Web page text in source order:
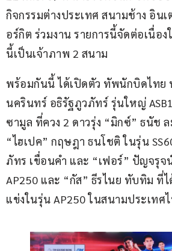
กิจกรรมต่างประเทศ สนามช้าง อิน
อร์กิต ร่วมงาน รายการนี้จัดต่อเนื่อ
นี้เป็นเจ้าภาพ 2 สนาม
พร้อมกันนี้ ได้เปิดตัว ทัพนักบิดไทย
นครินทร์ อธิรัฐภูวภัทร์ รุ่นใหญ่
ซามูล ที่ควง 2 ดาวรุ่ง “มิกซ์” ธนัช
“ไฮเปค” กฤษฎา ธนโชติ ในรุ่น
ภัทร เขื่อนคำ และ “เฟอร์” ปัญจรุ
AP250 และ “กัส” ธีรไนย ทับทิม ที่ไ
แข่งในรุ่น AP250 ในสนามประเทศ